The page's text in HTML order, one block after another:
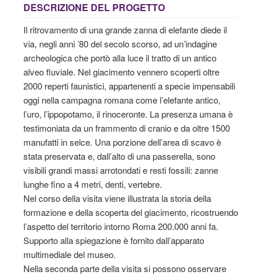
DESCRIZIONE DEL PROGETTO
Il ritrovamento di una grande zanna di elefante diede il
via, negli anni ’80 del secolo scorso, ad un’indagine
archeologica che portò alla luce il tratto di un antico
alveo fluviale. Nel giacimento vennero scoperti oltre
2000 reperti faunistici, appartenenti a specie impensabili
oggi nella campagna romana come l’elefante antico,
l’uro, l’ippopotamo, il rinoceronte. La presenza umana è
testimoniata da un frammento di cranio e da oltre 1500
manufatti in selce. Una porzione dell’area di scavo è
stata preservata e, dall’alto di una passerella, sono
visibili grandi massi arrotondati e resti fossili: zanne
lunghe fino a 4 metri, denti, vertebre.
Nel corso della visita viene illustrata la storia della
formazione e della scoperta del giacimento, ricostruendo
l’aspetto del territorio intorno Roma 200.000 anni fa.
Supporto alla spiegazione è fornito dall’apparato
multimediale del museo.
Nella seconda parte della visita si possono osservare